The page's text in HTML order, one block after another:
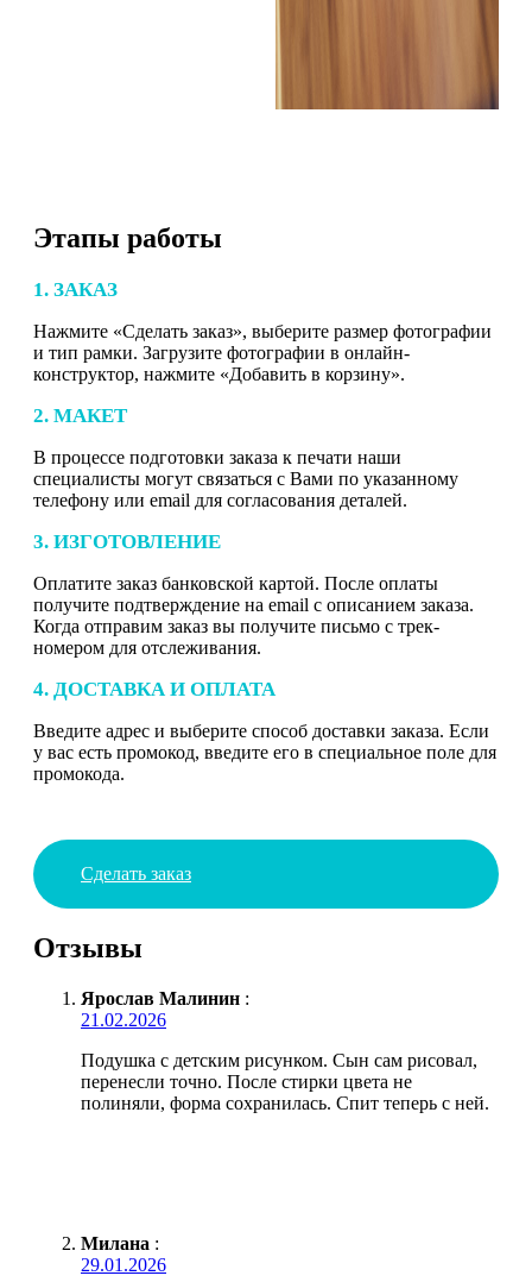
Этапы работы
1. ЗАКАЗ
Нажмите «Сделать заказ», выберите размер фотографии
и тип рамки. Загрузите фотографии в онлайн-
конструктор, нажмите «Добавить в корзину».
2. МАКЕТ
В процессе подготовки заказа к печати наши
специалисты могут связаться с Вами по указанному
телефону или email для согласования деталей.
3. ИЗГОТОВЛЕНИЕ
Оплатите заказ банковской картой. После оплаты
получите подтверждение на email с описанием заказа.
Когда отправим заказ вы получите письмо с трек-
номером для отслеживания.
4. ДОСТАВКА И ОПЛАТА
Введите адрес и выберите способ доставки заказа. Если
у вас есть промокод, введите его в специальное поле для
промокода.
Сделать заказ
Отзывы
Ярослав Малинин :
21.02.2026
Подушка с детским рисунком. Сын сам рисовал,
перенесли точно. После стирки цвета не
полиняли, форма сохранилась. Спит теперь с ней.
Милана :
29.01.2026